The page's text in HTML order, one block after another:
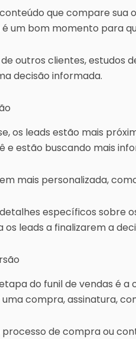
que compare sua
um bom momento para
outros clientes, estudos
decisão informada.
os leads estão mais
e estão buscando mais
mais personalizada,
específicos sobre
os leads a finalizarem a
do funil de vendas é a
compra, assinatura,
processo de compra ou